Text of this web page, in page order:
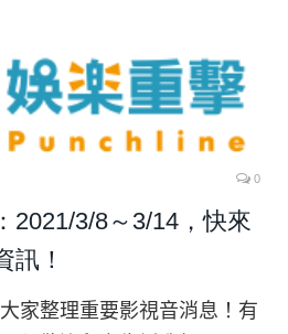
0
2021/3/8～3/14，快來
訊！
家整理重要影視音消息！有